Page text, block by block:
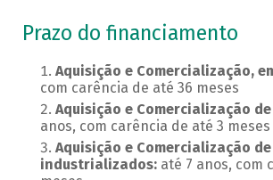
Prazo do financiamento
Aquisição e Comercialização,
com carência de até 36 meses
Aquisição e Comercialização
anos, com carência de até 3 meses
Aquisição e Comercialização
industrializados: até 7 anos, com